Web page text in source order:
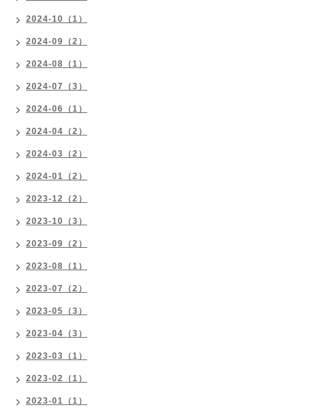
2024-10（1）
2024-09（2）
2024-08（1）
2024-07（3）
2024-06（1）
2024-04（2）
2024-03（2）
2024-01（2）
2023-12（2）
2023-10（3）
2023-09（2）
2023-08（1）
2023-07（2）
2023-05（3）
2023-04（3）
2023-03（1）
2023-02（1）
2023-01（1）